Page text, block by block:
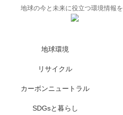
地球の今と未来に役立つ環境情報
地球環境
リサイクル
カーボンニュートラル
SDGsと暮らし